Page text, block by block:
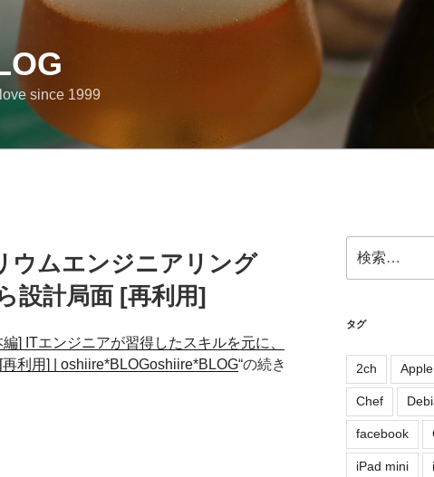
since 1999
ウムエンジニアリング
設計局面 [再利用]
編] ITエンジニアが習得したスキルを元に、
利用] | oshiire*BLOGoshiire*BLOG“の続き
索:
タグ
2ch Apple
Chef
facebook
iPad mini